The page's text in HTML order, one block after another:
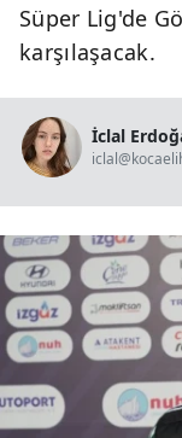
Süper Lig'de
karşılaşacak.
İclal